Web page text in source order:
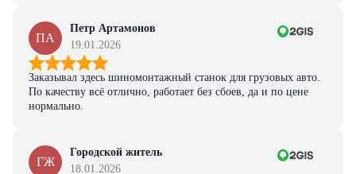
ПА
Петр Артамонов
19.01.2026
Заказывал здесь шиномонтажный станок для грузовых авто.
По качеству всё отлично, работает без сбоев, да и по цене
нормально.
ГЖ
Городской житель
18.01.2026